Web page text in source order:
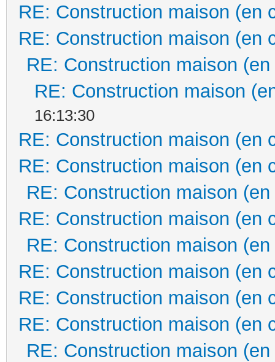
RE: Construction maison (en
RE: Construction maison (en
RE: Construction maison
RE: Construction maison
16:13:30
RE: Construction maison (en
RE: Construction maison (en
RE: Construction maison
RE: Construction maison (en
RE: Construction maison
RE: Construction maison (en
RE: Construction maison (en
RE: Construction maison (en
RE: Construction maison